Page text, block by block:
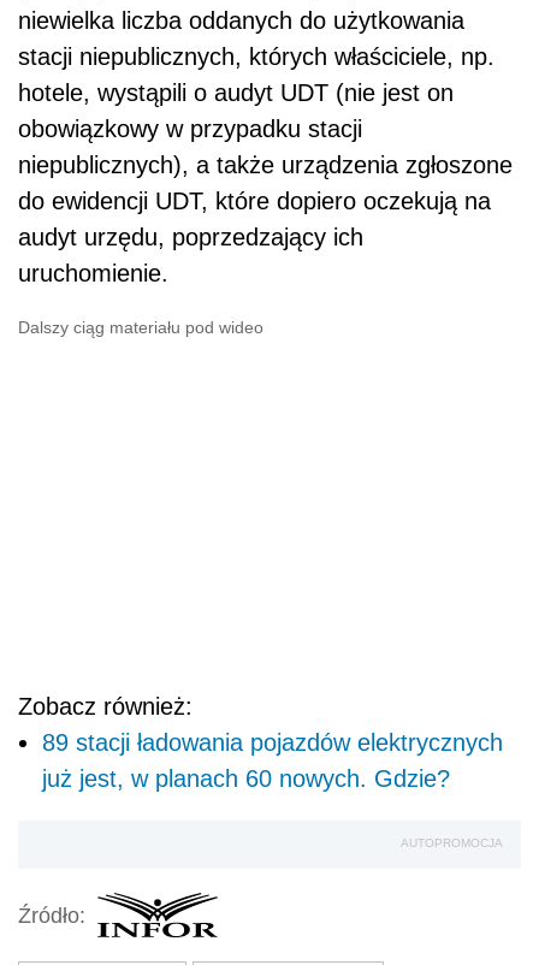
niewielka liczba oddanych do użytkowania
stacji niepublicznych, których właściciele, np.
hotele, wystąpili o audyt UDT (nie jest on
obowiązkowy w przypadku stacji
niepublicznych), a także urządzenia zgłoszone
do ewidencji UDT, które dopiero oczekują na
audyt urzędu, poprzedzający ich
uruchomienie.
Dalszy ciąg materiału pod wideo
Zobacz również:
89 stacji ładowania pojazdów elektrycznych
już jest, w planach 60 nowych. Gdzie?
AUTOPROMOCJA
Źródło: